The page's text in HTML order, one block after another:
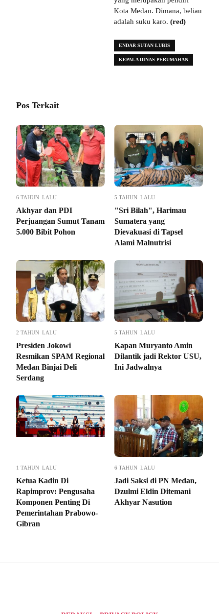
Kota Medan. Dimana, beliau
adalah suku karo. (red)
ENDAR SUTAN LUBIS
KEPALA DINAS PERUMAHAN
Pos Terkait
6 TAHUN LALU
Akhyar dan PDI
Perjuangan Sumut Tanam
5.000 Bibit Pohon
5 TAHUN LALU
"Sri Bilah", Harimau
Sumatera yang
Dievakuasi di Tapsel
Alami Malnutrisi
2 TAHUN LALU
Presiden Jokowi
Resmikan SPAM Regional
Medan Binjai Deli
Serdang
5 TAHUN LALU
Kapan Muryanto Amin
Dilantik jadi Rektor USU,
Ini Jadwalnya
1 TAHUN LALU
Ketua Kadin Di
Rapimprov: Pengusaha
Komponen Penting Di
Pemerintahan Prabowo-
Gibran
6 TAHUN LALU
Jadi Saksi di PN Medan,
Dzulmi Eldin Ditemani
Akhyar Nasution